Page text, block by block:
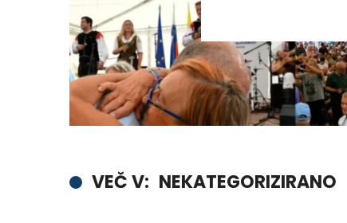
VEČ V: NEKATEGORIZIRANO